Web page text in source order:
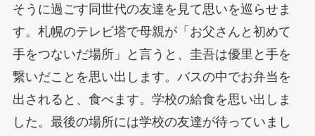
そうに過ごす同世代の友達を見て思いを巡らせま
す。札幌のテレビ塔で母親が「お父さんと初めて
手をつないだ場所」と言うと、圭吾は優里と手を
繋いだことを思い出します。バスの中でお弁当を
出されると、食べます。学校の給食を思い出しま
した。最後の場所には学校の友達が待っていまし